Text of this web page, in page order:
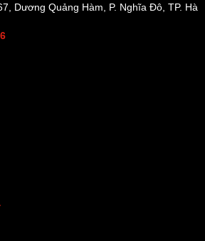
Dương Quảng Hàm, P. Nghĩa Đô, TP. Hà